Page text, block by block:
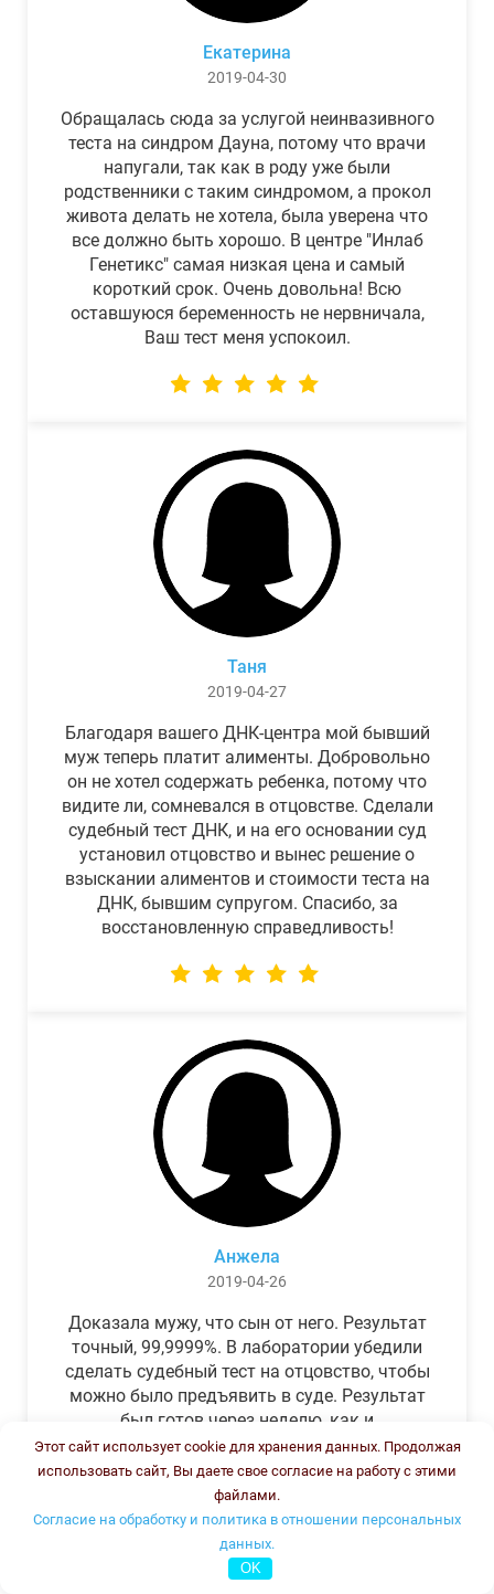
Екатерина
2019-04-30
Обращалась сюда за услугой неинвазивного
теста на синдром Дауна, потому что врачи
напугали, так как в роду уже были
родственники с таким синдромом, а прокол
живота делать не хотела, была уверена что
все должно быть хорошо. В центре "Инлаб
Генетикс" самая низкая цена и самый
короткий срок. Очень довольна! Всю
оставшуюся беременность не нервничала,
Ваш тест меня успокоил.
Таня
2019-04-27
Благодаря вашего ДНК-центра мой бывший
муж теперь платит алименты. Добровольно
он не хотел содержать ребенка, потому что
видите ли, сомневался в отцовстве. Сделали
судебный тест ДНК, и на его основании суд
установил отцовство и вынес решение о
взыскании алиментов и стоимости теста на
ДНК, бывшим супругом. Спасибо, за
восстановленную справедливость!
Анжела
2019-04-26
Доказала мужу, что сын от него. Результат
точный, 99,9999%. В лаборатории убедили
сделать судебный тест на отцовство, чтобы
можно было предъявить в суде. Результат
был готов через неделю, как и
обещали.Теперь муж бегает и извиняется.
Этот сайт использует cookie для хранения данных. Продолжая
использовать сайт, Вы даете свое согласие на работу с этими
файлами.
Согласие на обработку и политика в отношении персональных
данных.
OK